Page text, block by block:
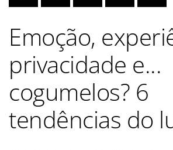
Emoção,
privacidade e...
cogumelos? 6
tendências do